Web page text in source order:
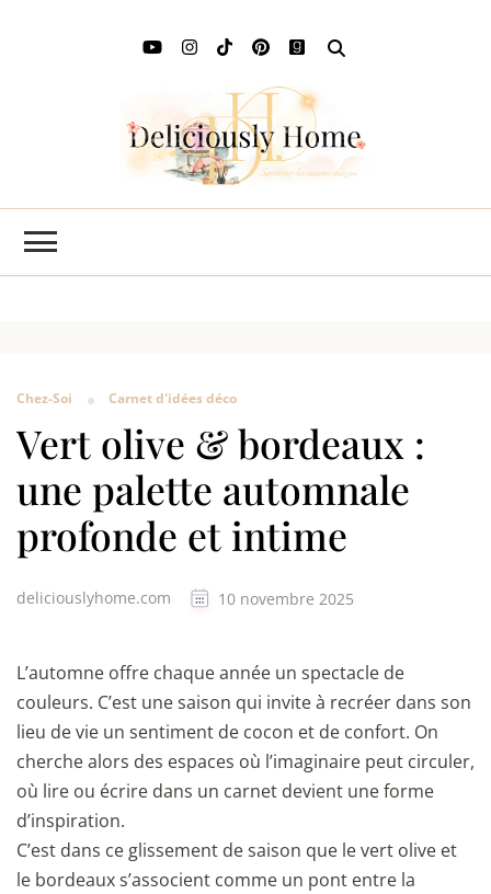
Chez-Soi Carnet d'idées déco
Vert olive & bordeaux :
une palette automnale
profonde et intime
deliciouslyhome.com 10 novembre 2025
L’automne offre chaque année un spectacle de
couleurs. C’est une saison qui invite à recréer dans son
lieu de vie un sentiment de cocon et de confort. On
cherche alors des espaces où l’imaginaire peut circuler,
où lire ou écrire dans un carnet devient une forme
d’inspiration.
C’est dans ce glissement de saison que le vert olive et
le bordeaux s’associent comme un pont entre la